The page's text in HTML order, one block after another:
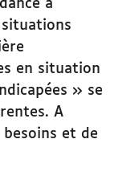
en situation
» se
A
et de